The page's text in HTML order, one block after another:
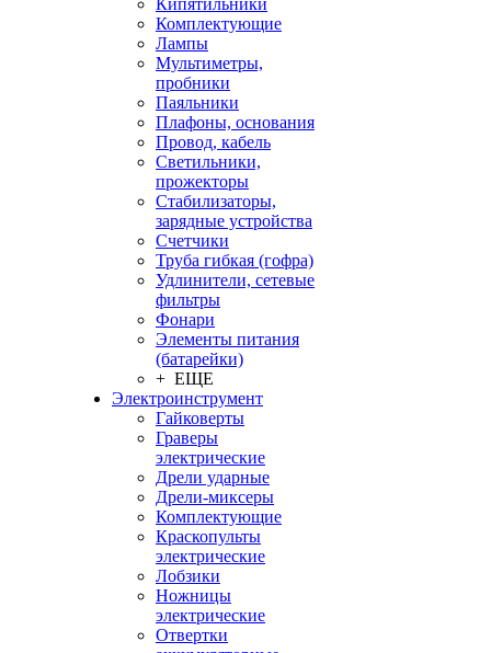
Кипятильники
Комплектующие
Лампы
Мультиметры,
пробники
Паяльники
Плафоны, основания
Провод, кабель
Светильники,
прожекторы
Стабилизаторы,
зарядные устройства
Счетчики
Труба гибкая (гофра)
Удлинители, сетевые
фильтры
Фонари
Элементы питания
(батарейки)
+ ЕЩЕ
Электроинструмент
Гайковерты
Граверы
электрические
Дрели ударные
Дрели-миксеры
Комплектующие
Краскопульты
электрические
Лобзики
Ножницы
электрические
Отвертки